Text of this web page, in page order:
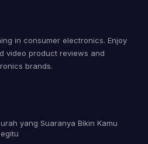
in consumer electronics. Enjoy
video product reviews and
brands.
yang Suaranya Bikin Kamu